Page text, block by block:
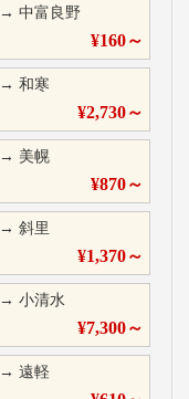
→中富良野
¥160～
→和寒
¥2,730～
→ 美幌
¥870～
→斜里
¥1,370～
→小清水
¥7,300～
→遠軽